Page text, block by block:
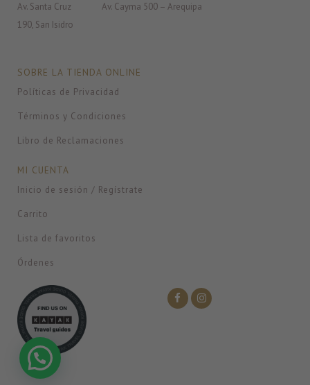
Av. Santa Cruz
190, San Isidro
Av. Cayma 500 – Arequipa
SOBRE LA TIENDA ONLINE
Políticas de Privacidad
Términos y Condiciones
Libro de Reclamaciones
MI CUENTA
Inicio de sesión / Regístrate
Carrito
Lista de favoritos
Órdenes